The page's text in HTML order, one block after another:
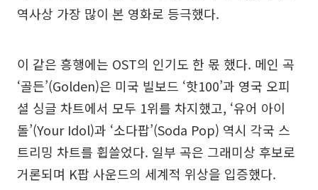
역사상 가장 많이 본 영화로 등극했다.
이 같은 흥행에는 OST의 인기도 한 몫 했다. 메인 곡
‘골든’(Golden)은 미국 빌보드 ‘핫100’과 영국 오피
셜 싱글 차트에서 모두 1위를 차지했고, ‘유어 아이
돌’(Your Idol)과 ‘소다팝’(Soda Pop) 역시 각국 스
트리밍 차트를 휩쓸었다. 일부 곡은 그래미상 후보로
거론되며 K팝 사운드의 세계적 위상을 입증했다.